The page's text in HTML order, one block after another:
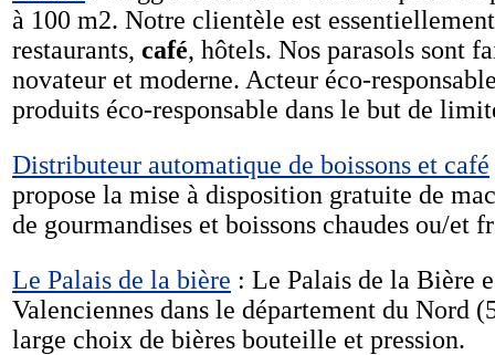
à 100 m2. Notre clientèle est
restaurants, café, hôtels. Nos parasols sont
novateur et moderne. Acteur éco-
produits éco-responsable dans le but de
Distributeur automatique de boissons et café
propose la mise à disposition gratuite de
de gourmandises et boissons chaudes ou/et
Le Palais de la bière : Le Palais de la Bière
Valenciennes dans le département du Nord
large choix de bières bouteille et pression.